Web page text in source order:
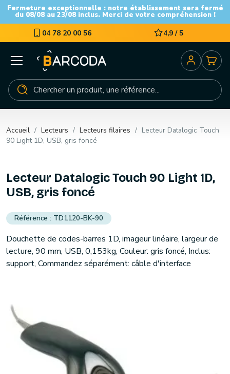
Fermeture exceptionnelle : notre établissement sera fermé
du 08/08 au 23/08 inclus. Merci de votre compréhension !
04 78 20 00 56 4,9 / 5
Accueil Lecteurs Lecteurs filaires
Lecteur Datalogic Touch
90 Light 1D, USB, gris foncé
Lecteur Datalogic Touch 90 Light 1D,
USB, gris foncé
TD1120-BK-90
Douchette de codes-barres 1D, imageur linéaire, largeur de
lecture, 90 mm, USB, 0,153kg, Couleur: gris foncé, Inclus:
support, Commandez séparément: câble d'interface